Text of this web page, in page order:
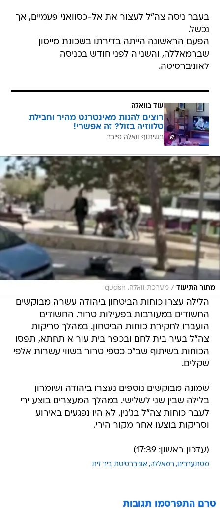
בעבר ניסה צה"ל לעצור את אל-כסוואני פעמיים, אך
נכשל.
הפעם הראשונה הייתה בדירתו בשכונת מייסון
שברמאללה, והשנייה לפני חודש בכניסה
לאוניברסיטה.
עוד בוואלה
רוצים להנות מאינטרנט מהיר וחבילת
טלווזיה בזול? זה אפשרי!
בשיתוף וואלה פייבר
מתוך התיעוד / מערכת וואלה, qudsn
הלילה עצרו כוחות הביטחון ביהודה עשרה מבוקשים
החשודים במעורבות בפעילות טרור. החשודים
הועברו לחקירת כוחות הביטחון. במהלך סריקות
צה"ל בעיר בית לחם ובכפר בית עור א תחתא, תפסו
הכוחות בשיתוף שב"כ כספי טרור בשווי עשרות אלפי
שקלים.
שמונה מבוקשים נוספים נעצרו ביהודה ושומרון
בלילה שבין שני לשלישי. במהלך המעצרים בוצע ירי
לעבר כוחות צה"ל בג'נין. לא היו נפגעים באירוע
וסריקות בוצעו אחר מקור הירי.
(עדכון ראשון: 17:39)
מסתערבים רמאללה אוניברסיטת ביר זית
טרם התפרסמו תגובות